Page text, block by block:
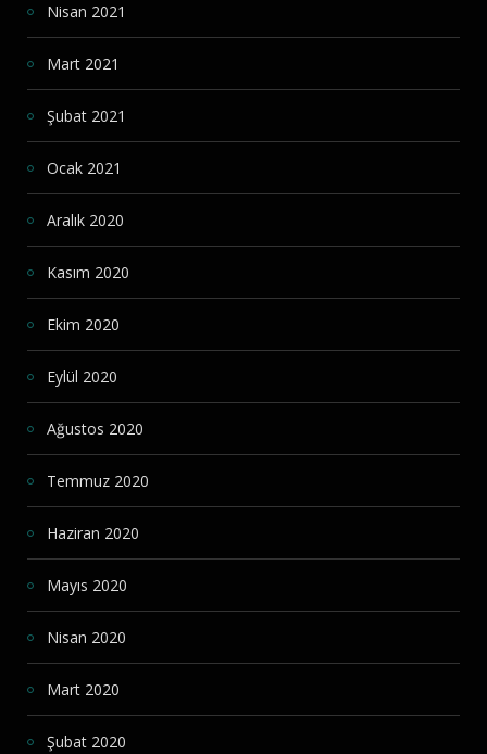
Nisan 2021
Mart 2021
Şubat 2021
Ocak 2021
Aralık 2020
Kasım 2020
Ekim 2020
Eylül 2020
Ağustos 2020
Temmuz 2020
Haziran 2020
Mayıs 2020
Nisan 2020
Mart 2020
Şubat 2020